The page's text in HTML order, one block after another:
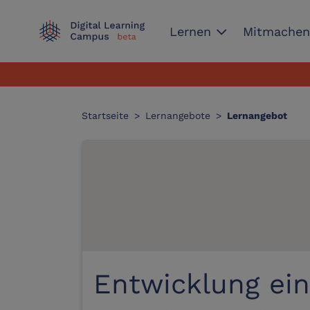
Lernen expand_more Mitmachen
Startseite > Lernangebote > Lernangebot
Entwicklung